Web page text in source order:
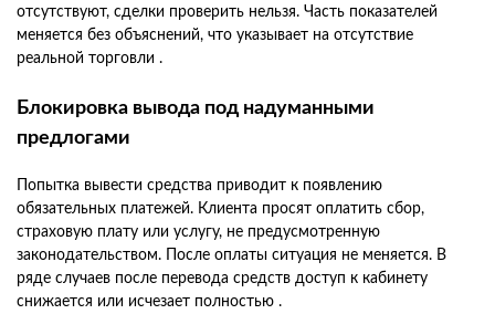
отсутствуют, сделки проверить нельзя. Часть показателей
меняется без объяснений, что указывает на отсутствие
реальной торговли .
Блокировка вывода под надуманными
предлогами
Попытка вывести средства приводит к появлению
обязательных платежей. Клиента просят оплатить сбор,
страховую плату или услугу, не предусмотренную
законодательством. После оплаты ситуация не меняется. В
ряде случаев после перевода средств доступ к кабинету
снижается или исчезает полностью .